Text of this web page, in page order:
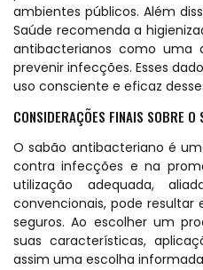
ambientes públicos. Além
Saúde recomenda a
antibacterianos como uma
prevenir infecções. Esses
uso consciente e eficaz
CONSIDERAÇÕES FINAIS SOBRE
O sabão antibacteriano é
contra infecções e na
utilização adequada,
convencionais, pode
seguros. Ao escolher um
suas características,
assim uma escolha